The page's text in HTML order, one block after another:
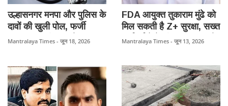
उल्हासनगर मनपा और पुलिस के
दावों की खुली पोल, फर्जी
डॉक्टर अब भी कर रहे इलाज।
Mantralaya Times - जून 18, 2026
FDA आयुक्त तुकाराम मुंढे को
मिल सकती है Z+ सुरक्षा, सख्त
कार्रवाईयों के बीच सुरक्षा बढ़ाने
Mantralaya Times - जून 13, 2026